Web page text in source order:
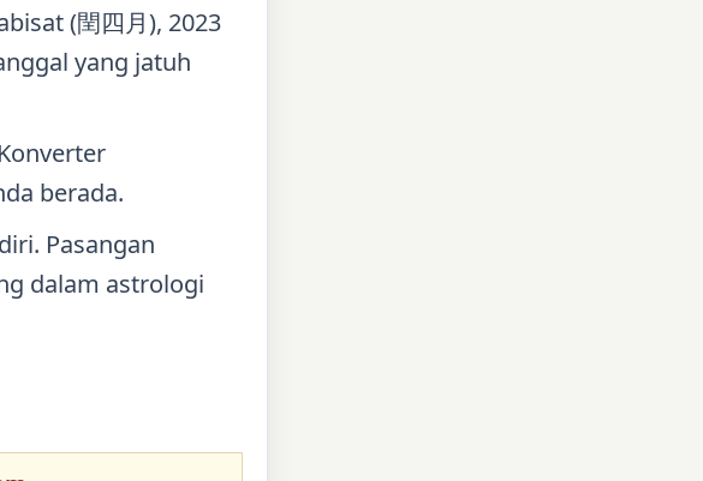
(閏四月), 2023
yang jatuh
berada.
Pasangan
dalam astrologi